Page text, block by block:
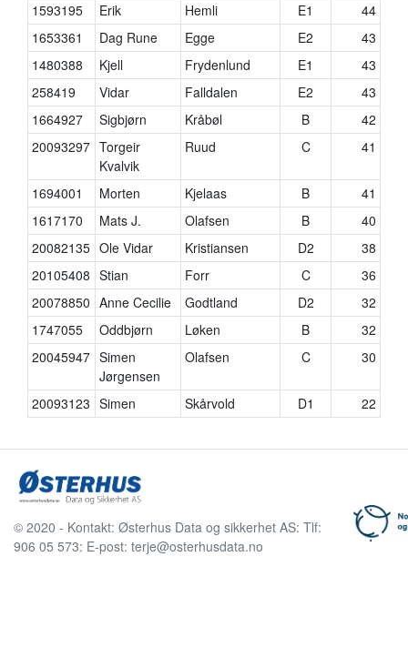
1593195
Erik Hemli E1
44
1653361
Dag Rune Egge E2
43
1480388
Kjell Frydenlund E1
43
258419
Vidar Falldalen E2
43
1664927
Sigbjørn Kråbøl B
42
20093297 Torgeir
Kvalvik
Ruud C 41
1694001 Morten Kjelaas B
41
1617170
Mats J. Olafsen B
40
20082135 Ole Vidar Kristiansen D2
38
20105408 Stian Forr C
36
20078850 Anne Cecilie Godtland D2
32
1747055
Oddbjørn Løken B
32
20045947 Simen
Jørgensen
Olafsen C 30
20093123 Simen Skårvold D1 22
© 2020 - Kontakt: Østerhus Data og sikkerhet AS: Tlf:
906 05 573: E-post: terje@osterhusdata.no